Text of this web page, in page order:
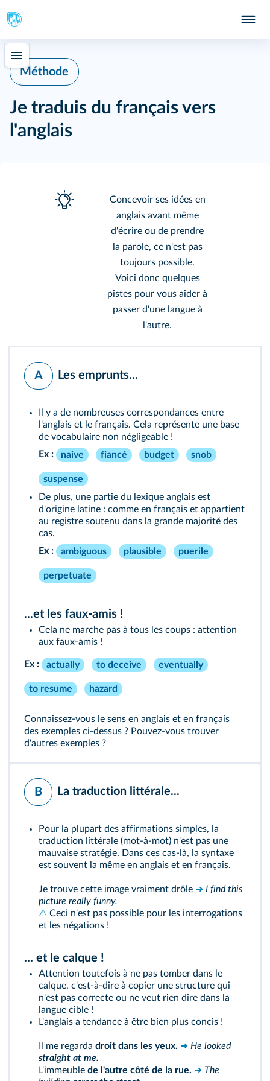
Méthode
Je traduis du français vers
l'anglais
Concevoir ses idées en
anglais avant même
d'écrire ou de prendre
la parole, ce n'est pas
toujours possible.
Voici donc quelques
pistes pour vous aider à
passer d'une langue à
l'autre.
A Les emprunts...
Il y a de nombreuses correspondances entre
l'anglais et le français. Cela représente une base
de vocabulaire non négligeable !
Ex :
naive fiancé budget snob
suspense
De plus, une partie du lexique anglais est
d'origine latine : comme en français et appartient
au registre soutenu dans la grande majorité des
cas.
Ex :
ambiguous plausible puerile
perpetuate
...et les faux-amis !
Cela ne marche pas à tous les coups : attention
aux faux-amis !
Ex : actually to deceive eventually
to resume hazard
Connaissez-vous le sens en anglais et en français
des exemples ci-dessus ? Pouvez-vous trouver
d'autres exemples ?
B La traduction littérale...
Pour la plupart des affirmations simples, la
traduction littérale (mot-à-mot) n'est pas une
mauvaise stratégie. Dans ces cas-là, la syntaxe
est souvent la même en anglais et en français.
Je trouve cette image vraiment drôle ➜ I find this
picture really funny.
⚠ Ceci n'est pas possible pour les interrogations
et les négations !
... et le calque !
Attention toutefois à ne pas tomber dans le
calque, c'est-à-dire à copier une structure qui
n'est pas correcte ou ne veut rien dire dans la
langue cible !
L'anglais a tendance à être bien plus concis !
Il me regarda droit dans les yeux. ➜ He looked
straight at me.
L'immeuble de l'autre côté de la rue. ➜ The